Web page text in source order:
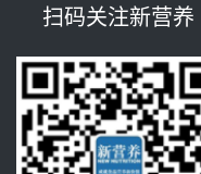
扫码关注新营养